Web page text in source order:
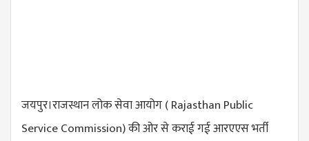
जयपुर।राजस्थान लोक सेवा आयोग ( Rajasthan Public
Service Commission) की ओर से कराई गई आरएएस भर्ती